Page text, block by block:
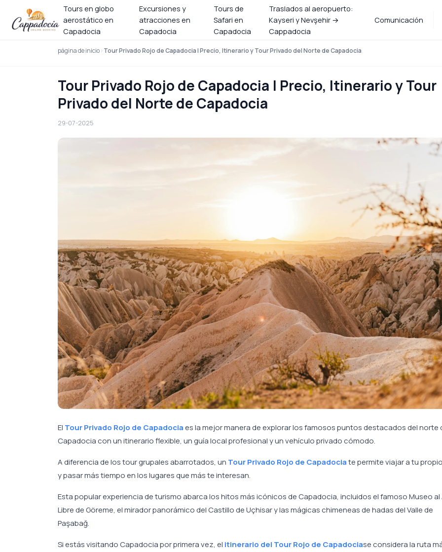
Tours en globo
aerostático en
Capadocia
Excursiones y
atracciones en
Capadocia
Tours de
Safari en
Capadocia
Traslados al aeropuerto:
Kayseri y Nevşehir →
Cappadocia
Comunicación
página de inicio Tour Privado Rojo de Capadocia | Precio, Itinerario y Tour Privado del Norte de Capadocia
Tour Privado Rojo de Capadocia | Precio, Itinerario y Tour
Privado del Norte de Capadocia
29-07-2025
El Tour Privado Rojo de Capadociaes la mejor manera de explorar los famosos puntos destacados del norte
Capadocia con un itinerario flexible, un guía local profesional y un vehículo privado cómodo.
A diferencia de los tour grupales abarrotados, un Tour Privado Rojo de Capadociate permite viajar a tu
y pasar más tiempo en los lugares que más te interesan.
Esta popular experiencia de turismo abarca los hitos más icónicos de Capadocia, incluidos el famoso Museo al
Libre de Göreme, el mirador panorámico del Castillo de Uçhisar y las mágicas chimeneas de hadas del Valle de
Paşabağ.
Si estás visitando Capadocia por primera vez, el itinerario del Tour Rojo de Capadociase considera la ruta